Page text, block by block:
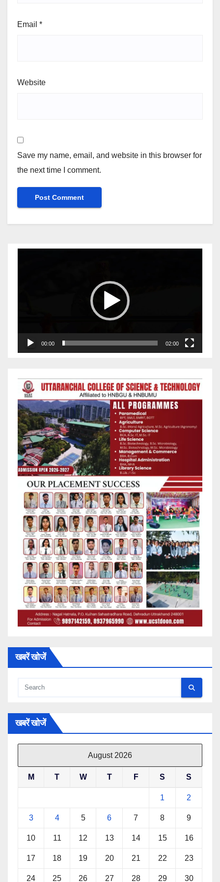
Email *
Website
Save my name, email, and website in this browser for
the next time I comment.
00:00 02:00
खबरें खोजें
खबरें खोजें
August 2026
M T W T F S S
1 2
3 4 5 6 7 8 9
10 11 12 13 14 15 16
17 18 19 20 21 22 23
24 25 26 27 28 29 30